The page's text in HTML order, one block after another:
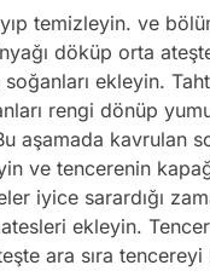
temizleyin. ve
döküp orta ateşte
ekleyin.
rengi dönüp
aşamada kavrulan
ve tencerenin
iyice sarardığı
ekleyin.
ara sıra tencereyi